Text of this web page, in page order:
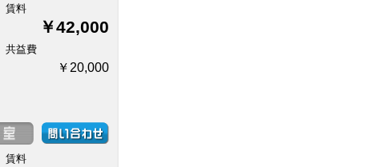
賃料
￥42,000
共益費
￥20,000
賃料